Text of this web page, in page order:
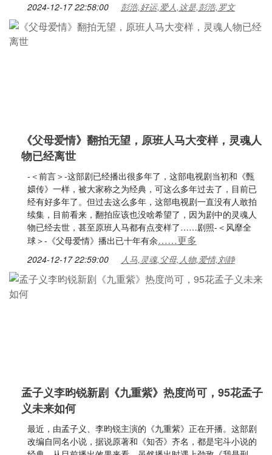
2024-12-17 22:58:00 彭浩,好运,爱人,这是,彭浩,罗文
《父母爱情》翻拍无望，原班人马大变样，灵魂人
物已经离世
-＜前言＞-这部剧已经播出很多年了，这部电视剧当初和《甄
嬛传》一样，被大家称之为经典，可这么多年过去了，目前已
经有好多年了。但过去这么多年，这部电视剧一直没有人敢拍
续集，目前看来，翻拍应该也没啥希望了，因为剧中的灵魂人
物已经去世，甚至原班人马都有点变样了……剧照-＜风靡全
球＞-《父母爱情》播出已十年有余……更多
2024-12-17 22:59:00 人马,灵魂,父母,人物,爱情,刘静
孟子义李昀锐新剧《九重紫》热度尚可，95花孟子
义未来如何
最近，由孟子义、李昀锐主演的《九重紫》正在开播。这部剧
改编自同名小说，据说原著和《知否》齐名，都是宅斗小说的